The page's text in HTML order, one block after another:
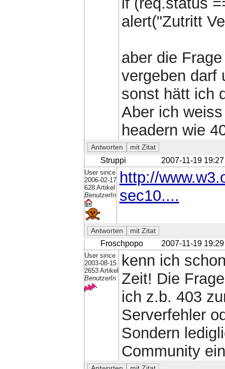
alert("Zutritt
aber die
vergeben darf
sonst hätt ich
Aber ich
headern wie
Struppi 2007-11-19 19:27
User since
2006-02-17
628 Artikel
BenutzerIn
http://
sec10....
Froschpopo 2007-11-19 19:29
User since
2003-08-15
2653 Artikel
BenutzerIn
kenn ich
Zeit! Die
ich z.b. 403
Serverfehler
Sondern
Community